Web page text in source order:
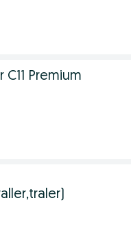
Premium